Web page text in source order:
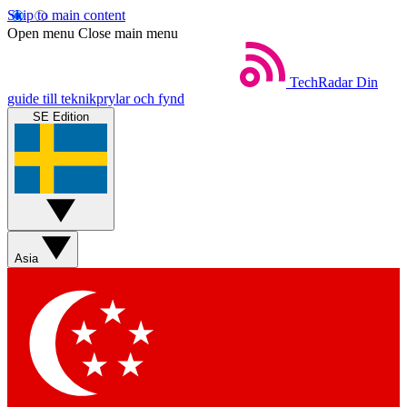
Skip to main content
Open menu Close main menu
TechRadar Din
guide till teknikprylar och fynd
SE Edition
Asia